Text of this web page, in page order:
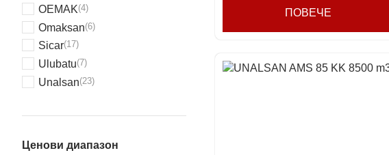
OEMAK(4)
Omaksan(6)
Sicar(17)
Ulubatu(7)
Unalsan(23)
Ценови диапазон
ПОВЕЧЕ